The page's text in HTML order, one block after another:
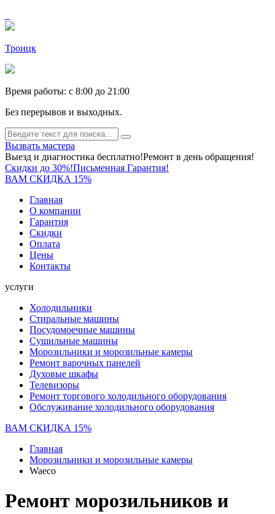
Троицк
Время работы: c 8:00 до 21:00
Без перерывов и выходных.
Вызвать мастера
Выезд и диагностика бесплатно!Ремонт в день обращения!
Скидки до 30%!Письменная Гарантия!
ВАМ СКИДКА 15%
Главная
О компании
Гарантия
Скидки
Оплата
Цены
Контакты
услуги
Холодильники
Стиральные машины
Посудомоечные машины
Сушильные машины
Морозильники и морозильные камеры
Ремонт варочных панелей
Духовые шкафы
Телевизоры
Ремонт торгового холодильного оборудования
Обслуживание холодильного оборудования
ВАМ СКИДКА 15%
Главная
Морозильники и морозильные камеры
Waeco
Ремонт морозильников и